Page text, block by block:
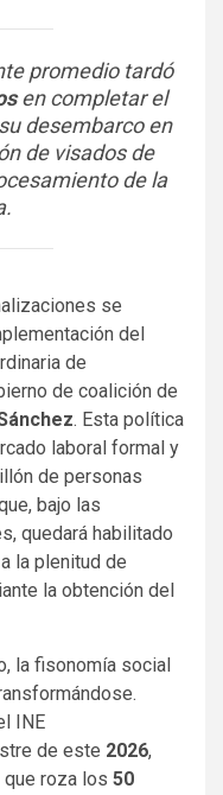
promedio tardó
en completar el
desembarco en
de visados de
de la
se
del
de
de coalición de
. Esta política
laboral formal y
de personas
bajo las
quedará habilitado
la plenitud de
la obtención del
la fisonomía social
INE
de este 2026,
que roza los 50